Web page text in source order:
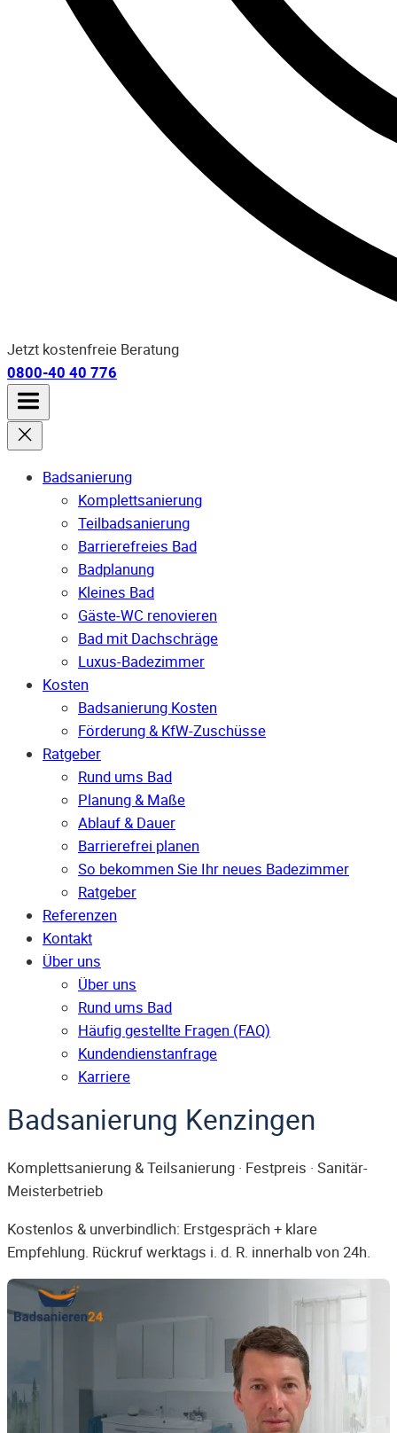
Jetzt kostenfreie Beratung
0800-40 40 776
Badsanierung
Komplettsanierung
Teilbadsanierung
Barrierefreies Bad
Badplanung
Kleines Bad
Gäste-WC renovieren
Bad mit Dachschräge
Luxus-Badezimmer
Kosten
Badsanierung Kosten
Förderung & KfW-Zuschüsse
Ratgeber
Rund ums Bad
Planung & Maße
Ablauf & Dauer
Barrierefrei planen
So bekommen Sie Ihr neues Badezimmer
Ratgeber
Referenzen
Kontakt
Über uns
Über uns
Rund ums Bad
Häufig gestellte Fragen (FAQ)
Kunden­dienst­anfrage
Karriere
Badsanierung Kenzingen
Komplettsanierung & Teilsanierung · Festpreis · Sanitär-
Meisterbetrieb
Kostenlos & unverbindlich: Erstgespräch + klare
Empfehlung. Rückruf werktags i. d. R. innerhalb von 24h.